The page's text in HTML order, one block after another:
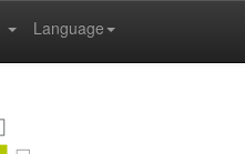
Language